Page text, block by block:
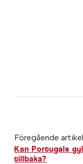
Föregående artikel
Kan Portugals
tillbaka?